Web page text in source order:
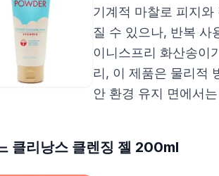
기계적 마찰로 피지
질 수 있으나, 반복 사
이니스프리 화산송이
리, 이 제품은 물리적
안 환경 유지 면에서
클리낭스 클렌징 젤 200ml